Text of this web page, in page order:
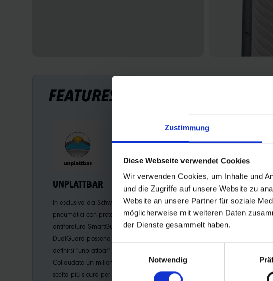
Zustimmung
Diese Webseite verwendet Cookies
Wir verwenden Cookies, um Inhalte und
und die Zugriffe auf unsere Website zu
Website an unsere Partner für soziale
möglicherweise mit weiteren Daten
der Dienste gesammelt haben.
Notwendig
FEATURES
UNPLATTBAR
In esclusiva da Schwalbe. Solo gli
pneumatici con protezione
antiforatura SmartGuard® e Smart
DualGuard possono giustamente
definirsi "unplattbar" o "flat-less".
Collaudato un milione di volte. La
scelta più sicura per le biciclette e
PERFORMANCE LINE
Eccellente qualità per un uso
intensivo.